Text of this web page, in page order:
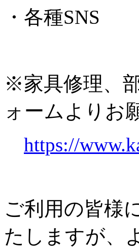
・各種SNS
※家具修理、
ォームよりお
https://
ご利用の皆様
たしますが、